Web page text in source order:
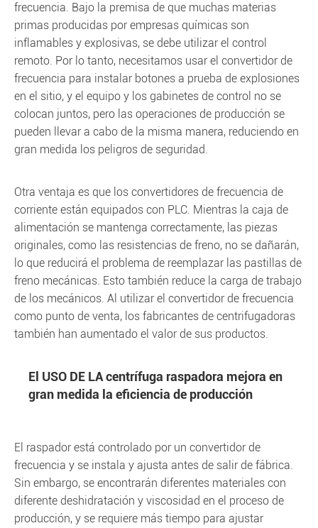
frecuencia. Bajo la premisa de que muchas materias
primas producidas por empresas químicas son
inflamables y explosivas, se debe utilizar el control
remoto. Por lo tanto, necesitamos usar el convertidor de
frecuencia para instalar botones a prueba de explosiones
en el sitio, y el equipo y los gabinetes de control no se
colocan juntos, pero las operaciones de producción se
pueden llevar a cabo de la misma manera, reduciendo en
gran medida los peligros de seguridad.
Otra ventaja es que los convertidores de frecuencia de
corriente están equipados con PLC. Mientras la caja de
alimentación se mantenga correctamente, las piezas
originales, como las resistencias de freno, no se dañarán,
lo que reducirá el problema de reemplazar las pastillas de
freno mecánicas. Esto también reduce la carga de trabajo
de los mecánicos. Al utilizar el convertidor de frecuencia
como punto de venta, los fabricantes de centrifugadoras
también han aumentado el valor de sus productos.
El USO DE LA centrífuga raspadora mejora en
gran medida la eficiencia de producción
El raspador está controlado por un convertidor de
frecuencia y se instala y ajusta antes de salir de fábrica.
Sin embargo, se encontrarán diferentes materiales con
diferente deshidratación y viscosidad en el proceso de
producción, y se requiere más tiempo para ajustar